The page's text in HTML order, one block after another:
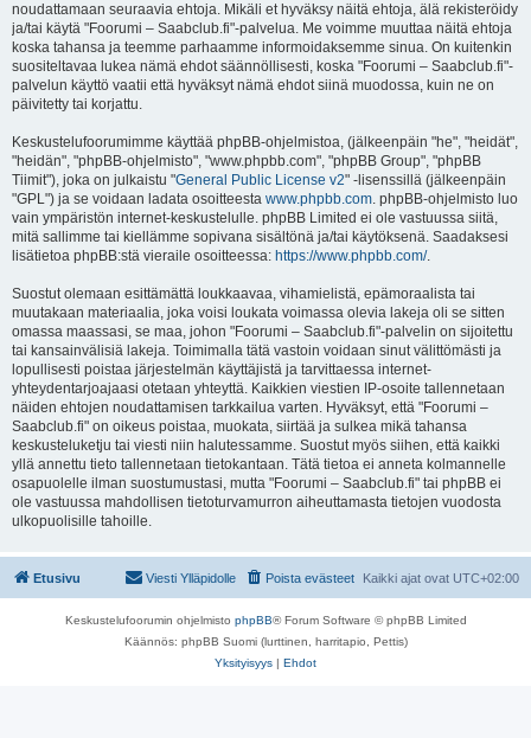
noudattamaan seuraavia ehtoja. Mikäli et hyväksy näitä ehtoja, älä rekisteröidy
ja/tai käytä "Foorumi – Saabclub.fi"-palvelua. Me voimme muuttaa näitä ehtoja
koska tahansa ja teemme parhaamme informoidaksemme sinua. On kuitenkin
suositeltavaa lukea nämä ehdot säännöllisesti, koska "Foorumi – Saabclub.fi"-
palvelun käyttö vaatii että hyväksyt nämä ehdot siinä muodossa, kuin ne on
päivitetty tai korjattu.
Keskustelufoorumimme käyttää phpBB-ohjelmistoa, (jälkeenpäin "he", "heidät",
"heidän", "phpBB-ohjelmisto", "www.phpbb.com", "phpBB Group", "phpBB
Tiimit"), joka on julkaistu "General Public License v2" -lisenssillä (jälkeenpäin
"GPL") ja se voidaan ladata osoitteesta www.phpbb.com. phpBB-ohjelmisto luo
vain ympäristön internet-keskustelulle. phpBB Limited ei ole vastuussa siitä,
mitä sallimme tai kiellämme sopivana sisältönä ja/tai käytöksenä. Saadaksesi
lisätietoa phpBB:stä vieraile osoitteessa: https://www.phpbb.com/.
Suostut olemaan esittämättä loukkaavaa, vihamielistä, epämoraalista tai
muutakaan materiaalia, joka voisi loukata voimassa olevia lakeja oli se sitten
omassa maassasi, se maa, johon "Foorumi – Saabclub.fi"-palvelin on sijoitettu
tai kansainvälisiä lakeja. Toimimalla tätä vastoin voidaan sinut välittömästi ja
lopullisesti poistaa järjestelmän käyttäjistä ja tarvittaessa internet-
yhteydentarjoajaasi otetaan yhteyttä. Kaikkien viestien IP-osoite tallennetaan
näiden ehtojen noudattamisen tarkkailua varten. Hyväksyt, että "Foorumi –
Saabclub.fi" on oikeus poistaa, muokata, siirtää ja sulkea mikä tahansa
keskusteluketju tai viesti niin halutessamme. Suostut myös siihen, että kaikki
yllä annettu tieto tallennetaan tietokantaan. Tätä tietoa ei anneta kolmannelle
osapuolelle ilman suostumustasi, mutta "Foorumi – Saabclub.fi" tai phpBB ei
ole vastuussa mahdollisen tietoturvamurron aiheuttamasta tietojen vuodosta
ulkopuolisille tahoille.
Etusivu Kaikki ajat ovat UTC+02:00
Poista evästeet
Viesti Ylläpidolle
Keskustelufoorumin ohjelmisto phpBB® Forum Software © phpBB Limited
Käännös: phpBB Suomi (lurttinen, harritapio, Pettis)
Yksityisyys | Ehdot